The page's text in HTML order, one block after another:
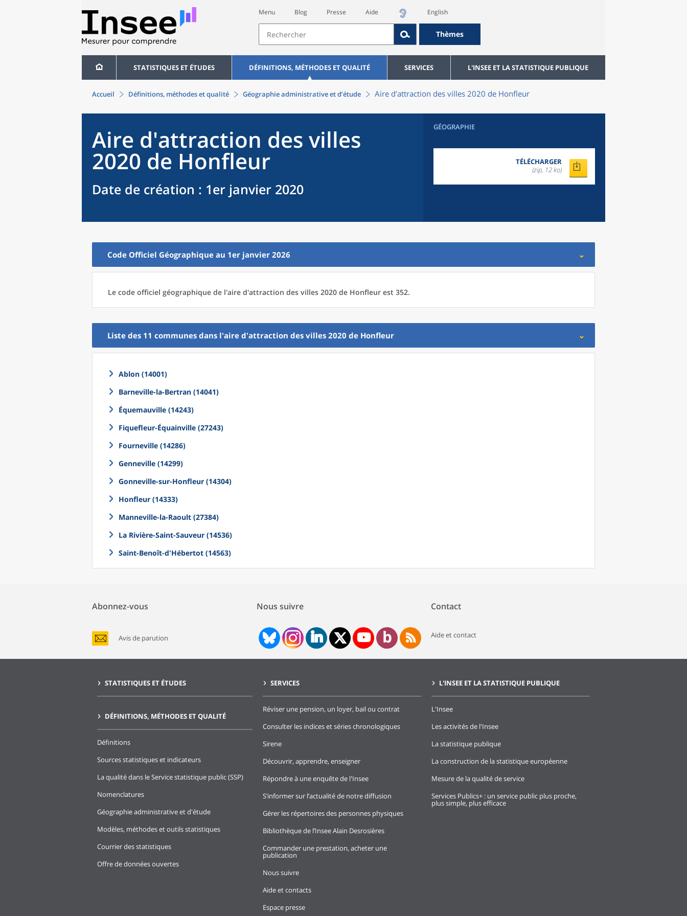
Menu Blog Presse Aide English
Thèmes
STATISTIQUES ET ÉTUDES DÉFINITIONS, MÉTHODES ET QUALITÉ SERVICES L'INSEE ET LA STATISTIQUE PUBLIQUE
Accueil Définitions, méthodes et qualité Géographie administrative et d’étude Aire d'attraction des villes 2020 de Honfleur
Aire d'attraction des villes
2020 de Honfleur
Date de création : 1er janvier 2020
GÉOGRAPHIE
TÉLÉCHARGER
(zip, 12 ko)
Code Officiel Géographique au 1er janvier 2026
Le code officiel géographique de l'aire d'attraction des villes 2020 de Honfleur est 352.
Liste des 11 communes dans l'aire d'attraction des villes 2020 de Honfleur
Ablon (14001)
Barneville-la-Bertran (14041)
Équemauville (14243)
Fiquefleur-Équainville (27243)
Fourneville (14286)
Genneville (14299)
Gonneville-sur-Honfleur (14304)
Honfleur (14333)
Manneville-la-Raoult (27384)
La Rivière-Saint-Sauveur (14536)
Saint-Benoît-d'Hébertot (14563)
Abonnez-vous
Avis de parution
Nous suivre Contact
Aide et contact
STATISTIQUES ET ÉTUDES
DÉFINITIONS, MÉTHODES ET QUALITÉ
Définitions
Sources statistiques et indicateurs
La qualité dans le Service statistique public (SSP)
Nomenclatures
Géographie administrative et d'étude
Modèles, méthodes et outils statistiques
Courrier des statistiques
Offre de données ouvertes
SERVICES
Réviser une pension, un loyer, bail ou contrat
Consulter les indices et séries chronologiques
Sirene
Découvrir, apprendre, enseigner
Répondre à une enquête de l'Insee
S’informer sur l’actualité de notre diffusion
Gérer les répertoires des personnes physiques
Bibliothèque de l’Insee Alain Desrosières
Commander une prestation, acheter une
publication
Nous suivre
Aide et contacts
Espace presse
L'INSEE ET LA STATISTIQUE PUBLIQUE
L'Insee
Les activités de l'Insee
La statistique publique
La construction de la statistique européenne
Mesure de la qualité de service
Services Publics+ : un service public plus proche,
plus simple, plus efficace